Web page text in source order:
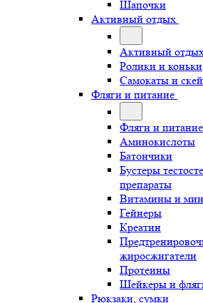
Шапочки
Активный отдых
Активный
Ролики и коньки
Самокаты и
Фляги и питание
Фляги и питание
Аминокислоты
Батончики
Бустеры
препараты
Витамины и
Гейнеры
Креатин
жиросжигатели
Протеины
Шейкеры и
Рюкзаки, сумки